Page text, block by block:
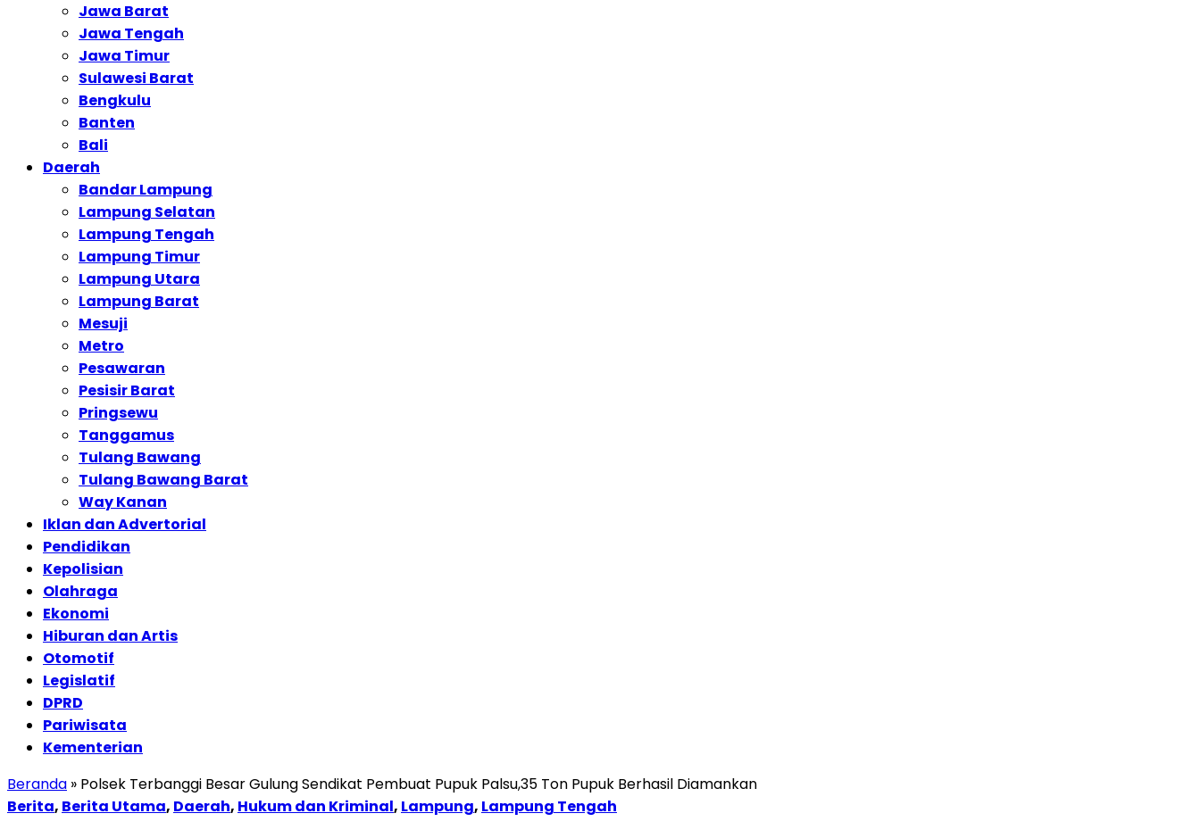
Jawa Barat
Jawa Tengah
Jawa Timur
Sulawesi Barat
Bengkulu
Banten
Bali
Daerah
Bandar Lampung
Lampung Selatan
Lampung Tengah
Lampung Timur
Lampung Utara
Lampung Barat
Mesuji
Metro
Pesawaran
Pesisir Barat
Pringsewu
Tanggamus
Tulang Bawang
Tulang Bawang Barat
Way Kanan
Iklan dan Advertorial
Pendidikan
Kepolisian
Olahraga
Ekonomi
Hiburan dan Artis
Otomotif
Legislatif
DPRD
Pariwisata
Kementerian
Beranda » Polsek Terbanggi Besar Gulung Sendikat Pembuat Pupuk Palsu,35 Ton Pupuk Berhasil Diamankan
Berita, Berita Utama, Daerah, Hukum dan Kriminal, Lampung, Lampung Tengah